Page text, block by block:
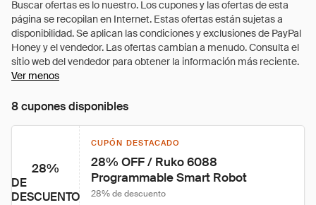
Ver menos
8 cupones disponibles
28%
DE
DESCUENTO
CUPÓN DESTACADO
28% OFF / Ruko 6088
Programmable Smart Robot
28% de descuento